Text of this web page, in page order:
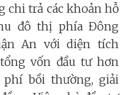
chi trả các khoản hỗ
đô thị phía Đông
An với diện tích
tổng vốn đầu tư hơn
phí bồi thường, giải